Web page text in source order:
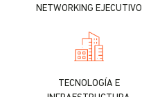
NETWORKING EJECUTIVO
TECNOLOGÍA E